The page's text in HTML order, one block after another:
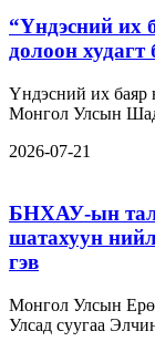
“Үндэсний их
долоон худагт
Үндэсний их баяр
Монгол Улсын
2026-07-21
БНХАУ-ын
шатахуун
гэв
Монгол Улсын
Улсад суугаа